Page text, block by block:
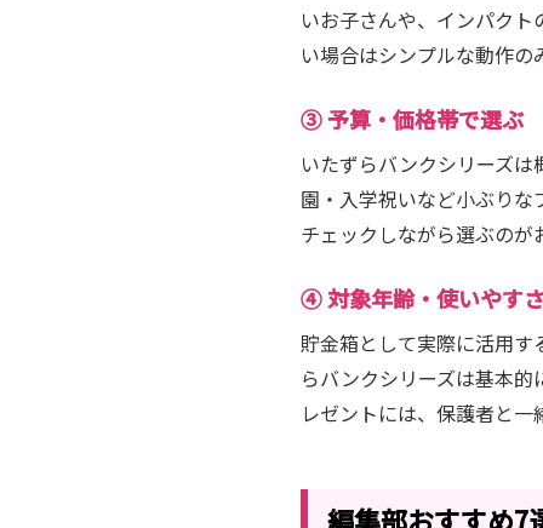
いお子さんや、インパク
い場合はシンプルな動作
③ 予算・価格帯で選ぶ
いたずらバンクシリーズ
園・入学祝いなど小ぶり
チェックしながら選ぶのが
④ 対象年齢・使いやす
貯金箱として実際に活用
らバンクシリーズは基本
レゼントには、保護者と
編集部おすすめ7